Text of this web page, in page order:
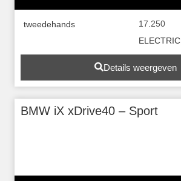
tweedehands
17.250
ELECTRIC
Details weergeven
BMW iX xDrive40 – Sport